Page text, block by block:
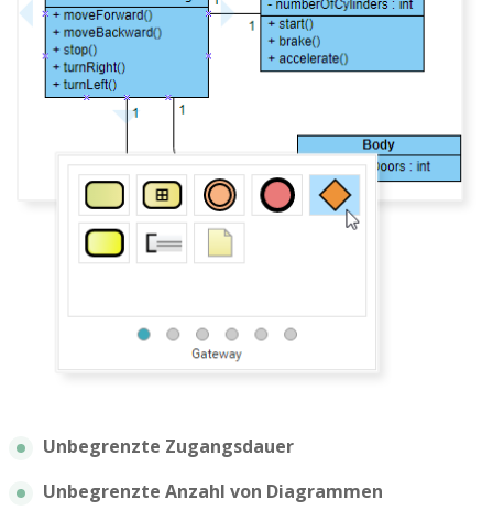
Unbegrenzte Zugangsdauer
Unbegrenzte Anzahl von Diagrammen